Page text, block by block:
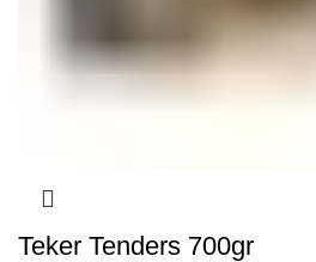
Teker Tenders 700gr